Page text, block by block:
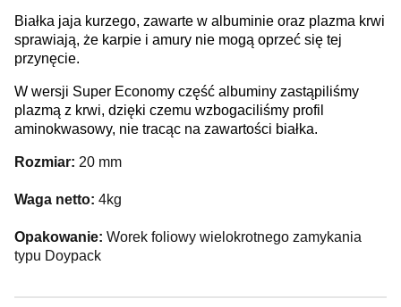
Białka jaja kurzego, zawarte w albuminie oraz plazma krwi
sprawiają, że karpie i amury nie mogą oprzeć się tej
przynęcie.
W wersji Super Economy część albuminy zastąpiliśmy
plazmą z krwi, dzięki czemu wzbogaciliśmy profil
aminokwasowy, nie tracąc na zawartości białka.
Rozmiar: 20 mm
Waga netto: 4kg
Opakowanie: Worek foliowy wielokrotnego zamykania
typu Doypack